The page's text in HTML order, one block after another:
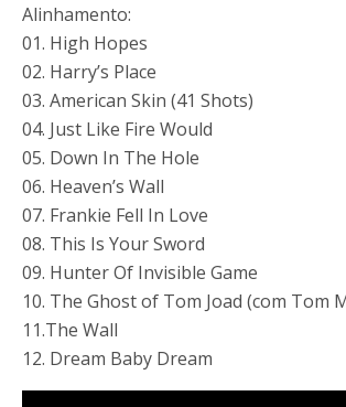
Alinhamento:
01. High Hopes
02. Harry’s Place
03. American Skin (41 Shots)
04. Just Like Fire Would
05. Down In The Hole
06. Heaven’s Wall
07. Frankie Fell In Love
08. This Is Your Sword
09. Hunter Of Invisible Game
10. The Ghost of Tom Joad (com Tom
11.The Wall
12. Dream Baby Dream